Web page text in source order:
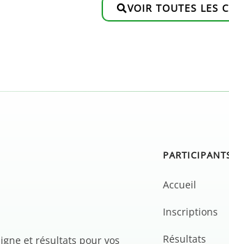
VOIR TOUTES LES
et résultats pour vos
Accueil
Inscriptions
Résultats